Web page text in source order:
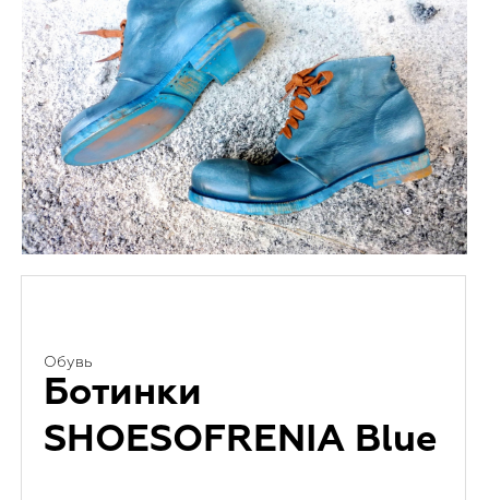
Обувь
Ботинки
SHOESOFRENIA Blue